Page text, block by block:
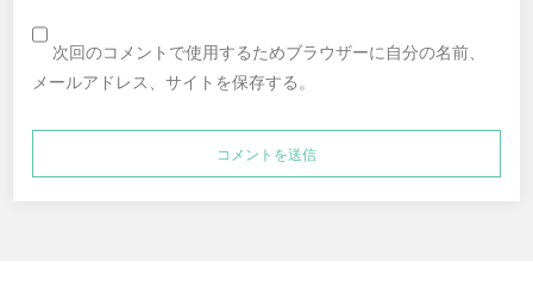
次回のコメントで使用するためブラウザーに自分の名前、
メールアドレス、サイトを保存する。